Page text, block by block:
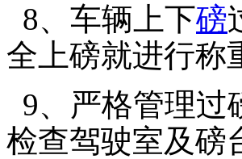
8、车辆上下磅
全上磅就进行称
9、严格管理过
检查驾驶室及磅